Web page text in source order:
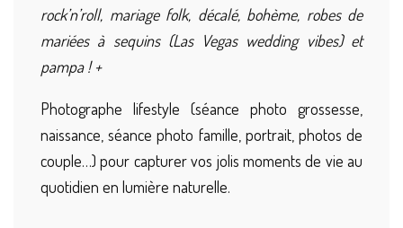
rock’n’roll, mariage folk, décalé, bohème, robes de
mariées à sequins (Las Vegas wedding vibes) et
pampa ! +
Photographe lifestyle (séance photo grossesse,
naissance, séance photo famille, portrait, photos de
couple…) pour capturer vos jolis moments de vie au
quotidien en lumière naturelle.